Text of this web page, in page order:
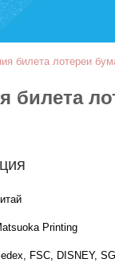
билета лотереи
билета
Printing
FSC, DISNEY,